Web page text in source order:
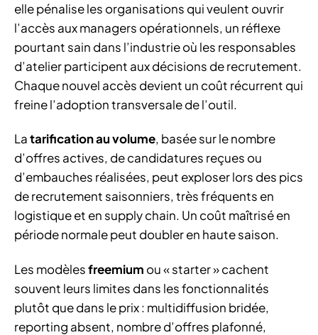
elle pénalise les organisations qui veulent ouvrir
l’accès aux managers opérationnels, un réflexe
pourtant sain dans l’industrie où les responsables
d’atelier participent aux décisions de recrutement.
Chaque nouvel accès devient un coût récurrent qui
freine l’adoption transversale de l’outil.
Latarification au volume, basée sur le nombre
d’offres actives, de candidatures reçues ou
d’embauches réalisées, peut exploser lors des pics
de recrutement saisonniers, très fréquents en
logistique et en supply chain. Un coût maîtrisé en
période normale peut doubler en haute saison.
Les modèlesfreemium ou « starter » cachent
souvent leurs limites dans les fonctionnalités
plutôt que dans le prix : multidiffusion bridée,
reporting absent, nombre d’offres plafonné,